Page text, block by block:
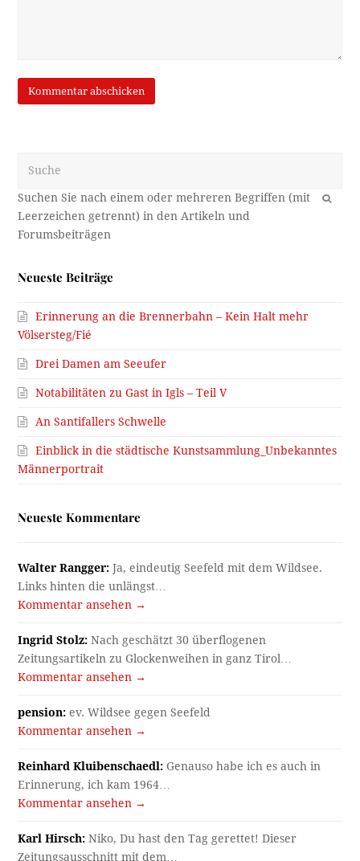
OK
Neueste Beiträge
Erinnerung an die Brennerbahn – Kein Halt mehr
Völsersteg/Fié
Drei Damen am Seeufer
Notabilitäten zu Gast in Igls – Teil V
An Santifallers Schwelle
Einblick in die städtische Kunstsammlung_Unbekanntes
Männerportrait
Neueste Kommentare
Walter Rangger: Ja, eindeutig Seefeld mit dem Wildsee.
Links hinten die unlängst…
Kommentar ansehen →
Ingrid Stolz: Nach geschätzt 30 überflogenen
Zeitungsartikeln zu Glockenweihen in ganz Tirol…
Kommentar ansehen →
pension: ev. Wildsee gegen Seefeld
Kommentar ansehen →
Reinhard Kluibenschaedl: Genauso habe ich es auch in
Erinnerung, ich kam 1964…
Kommentar ansehen →
Karl Hirsch: Niko, Du hast den Tag gerettet! Dieser
Zeitungsausschnitt mit dem…